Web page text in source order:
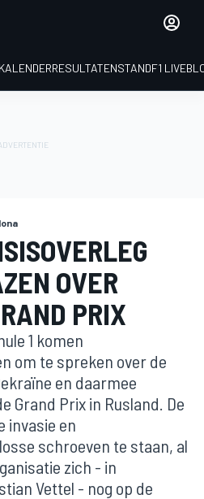
KALENDERRESULTATENSTANDF1
OVER
PRIX
1 komen
om te spreken over de
en daarmee
Grand Prix in Rusland. De
invasie en
schroeven te staan, al
zich - in
Vettel - nog op de